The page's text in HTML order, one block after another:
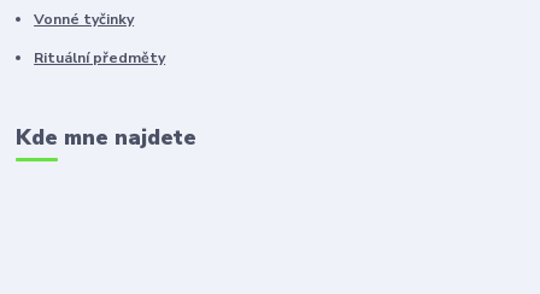
Vonné tyčinky
Rituální předměty
Kde mne najdete